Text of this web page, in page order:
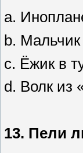
a.
b. Мальчик
c. Ёжик в
d. Волк из
13. Пели